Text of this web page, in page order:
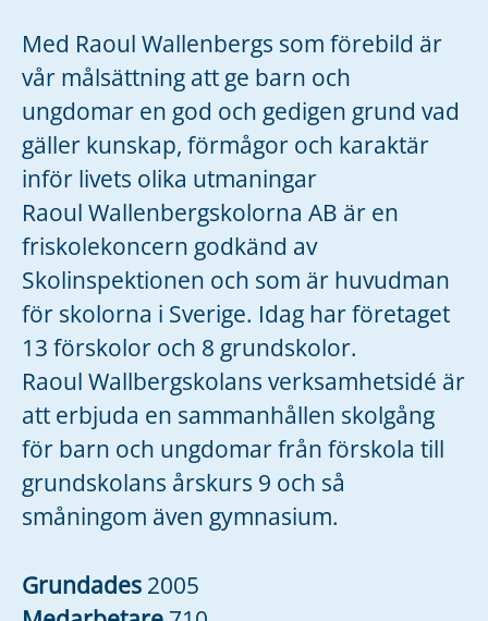
Med Raoul Wallenbergs som förebild är
vår målsättning att ge barn och
ungdomar en god och gedigen grund vad
gäller kunskap, förmågor och karaktär
inför livets olika utmaningar
Raoul Wallenbergskolorna AB är en
friskolekoncern godkänd av
Skolinspektionen och som är huvudman
för skolorna i Sverige. Idag har företaget
13 förskolor och 8 grundskolor.
Raoul Wallbergskolans verksamhetsidé är
att erbjuda en sammanhållen skolgång
för barn och ungdomar från förskola till
grundskolans årskurs 9 och så
småningom även gymnasium.
Grundades 2005